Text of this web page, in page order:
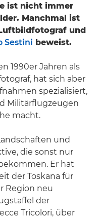
ist nicht immer
Manchmal ist
und
Sestini beweist.
1990er Jahren als
hat sich aber
spezialisiert,
Militärflugzeugen
macht.
und
die sonst nur
Er hat
der Toskana für
Region neu
der
Tricolori, über